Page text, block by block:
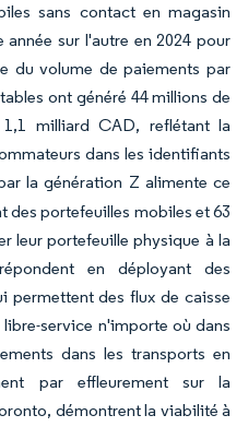
sans contact en magasin
sur l'autre en 2024 pour
du volume de paiements par
ont généré 44 millions de
milliard CAD, reflétant la
dans les identifiants
la génération Z alimente ce
des portefeuilles mobiles et 63
leur portefeuille physique à la
en déployant des
permettent des flux de caisse
service n'importe où dans
dans les transports en
par effleurement sur la
démontrent la viabilité à